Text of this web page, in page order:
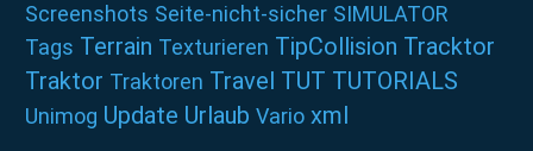
Screenshots Seite-nicht-sicher SIMULATOR
Tags Terrain Texturieren TipCollision Tracktor
Traktor Traktoren Travel TUT TUTORIALS
Unimog Update Urlaub Vario xml